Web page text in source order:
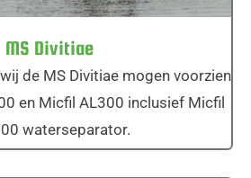
MS Divitiae
de MS Divitiae mogen voorzien
en Micfil AL300 inclusief Micfil
waterseparator.